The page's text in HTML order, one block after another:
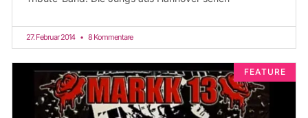
27. Februar 2014 8 Kommentare
FEATURE